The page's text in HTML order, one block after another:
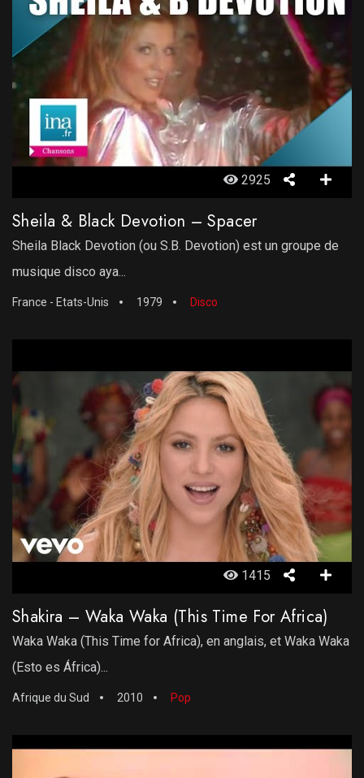
2925
Sheila & Black Devotion – Spacer
Sheila Black Devotion (ou S.B. Devotion) est un groupe de
musique disco aya...
France - Etats-Unis 1979 Disco
1415
Shakira – Waka Waka (This Time For Africa)
Waka Waka (This Time for Africa), en anglais, et Waka Waka
(Esto es África)...
Afrique du Sud 2010 Pop